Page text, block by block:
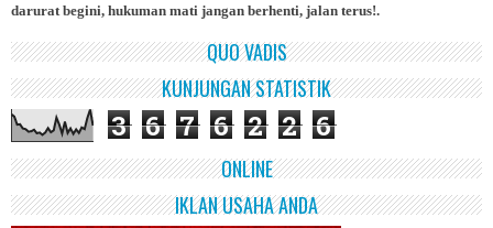
darurat begini, hukuman mati jangan berhenti, jalan terus!.
QUO VADIS
KUNJUNGAN STATISTIK
3 6 7 6 2 2 6
ONLINE
IKLAN USAHA ANDA